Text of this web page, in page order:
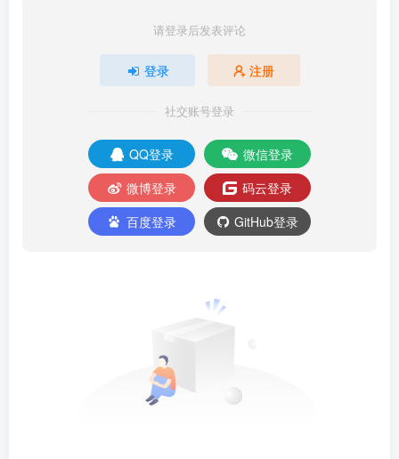
请登录后发表评论
登录 注册
社交账号登录
QQ登录
微信登录
微博登录
码云登录
百度登录
GitHub登录